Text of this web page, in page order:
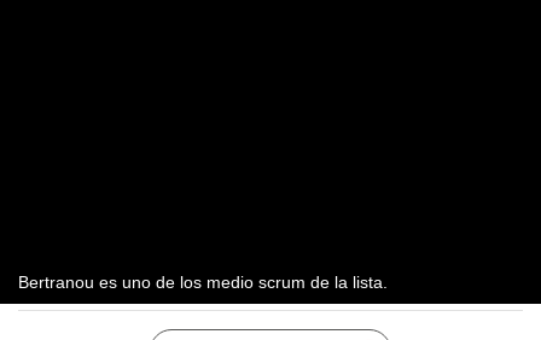
Bertranou es uno de los medio scrum de la lista.